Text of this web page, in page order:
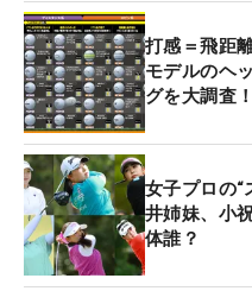
打感＝飛距
モデルのヘ
グを大調査！
女子プロの“
井姉妹、小
体誰？